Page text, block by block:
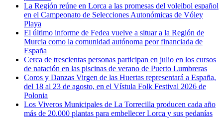
La Región reúne en Lorca a las promesas del voleibol español
en el Campeonato de Selecciones Autonómicas de Vóley
Playa
El último informe de Fedea vuelve a situar a la Región de
Murcia como la comunidad autónoma peor financiada de
España
Cerca de trescientas personas participan en julio en los cursos
de natación en las piscinas de verano de Puerto Lumbreras
Coros y Danzas Virgen de las Huertas representará a España,
del 18 al 23 de agosto, en el Vístula Folk Festival 2026 de
Polonia
Los Viveros Municipales de La Torrecilla producen cada año
más de 20.000 plantas para embellecer Lorca y sus pedanías